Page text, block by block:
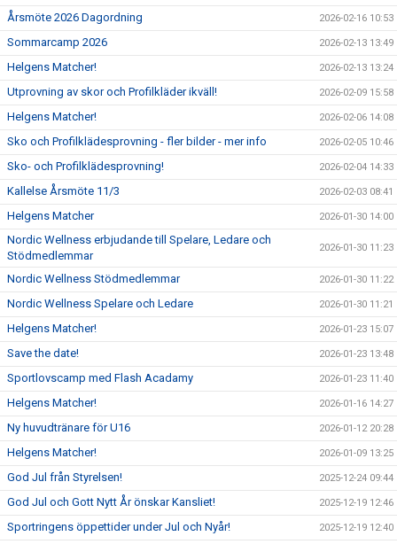
Årsmöte 2026 Dagordning 2026-02-16 10:53
Sommarcamp 2026 2026-02-13 13:49
Helgens Matcher! 2026-02-13 13:24
Utprovning av skor och Profilkläder ikväll! 2026-02-09 15:58
Helgens Matcher! 2026-02-06 14:08
Sko och Profilklädesprovning - fler bilder - mer info 2026-02-05 10:46
Sko- och Profilklädesprovning! 2026-02-04 14:33
Kallelse Årsmöte 11/3 2026-02-03 08:41
Helgens Matcher 2026-01-30 14:00
Nordic Wellness erbjudande till Spelare, Ledare och
Stödmedlemmar
2026-01-30 11:23
Nordic Wellness Stödmedlemmar 2026-01-30 11:22
Nordic Wellness Spelare och Ledare 2026-01-30 11:21
Helgens Matcher! 2026-01-23 15:07
Save the date! 2026-01-23 13:48
Sportlovscamp med Flash Acadamy 2026-01-23 11:40
Helgens Matcher! 2026-01-16 14:27
Ny huvudtränare för U16 2026-01-12 20:28
Helgens Matcher! 2026-01-09 13:25
God Jul från Styrelsen! 2025-12-24 09:44
God Jul och Gott Nytt År önskar Kansliet! 2025-12-19 12:46
Sportringens öppettider under Jul och Nyår! 2025-12-19 12:40